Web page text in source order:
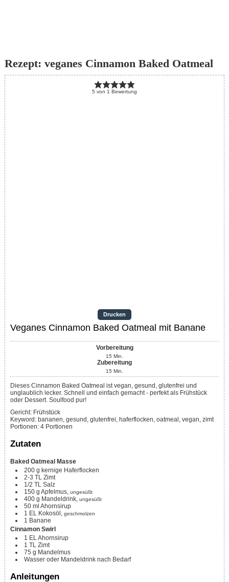
Rezept: veganes Cinnamon Baked Oatmeal
5 von 1 Bewertung
Drucken
Veganes Cinnamon Baked Oatmeal mit Banane
Vorbereitung
15 Min.
Zubereitung
15 Min.
Dieses Cinnamon Baked Oatmeal ist vegan, gesund, glutenfrei und
unglaublich lecker. Schnell und einfach gemacht - perfekt als Frühstück
oder Dessert. Soulfood pur!
Gericht: Frühstück
Keyword: bananen, gesund, glutenfrei, haferflocken, oatmeal, vegan, zimt
Portionen: 4 Portionen
Zutaten
Baked Oatmeal Masse
200 g kernige Haferflocken
2-3 TL Zimt
1/2 TL Salz
150 g Apfelmus, ungesüßt
400 g Mandeldrink, ungesüßt
50 ml Ahornsirup
1 EL Kokosöl, geschmolzen
1 Banane
Cinnamon Swirl
1 ELAhornsirup
1 TL Zimt
75 g Mandelmus
Wasser oder Mandeldrink nach Bedarf
Anleitungen